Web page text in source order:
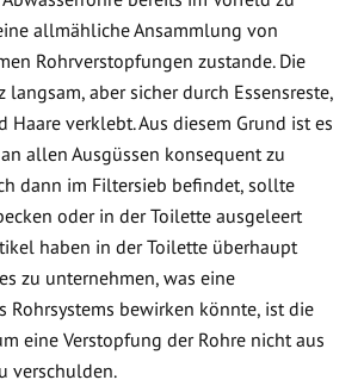
allmähliche Ansammlung von
Rohrverstopfungen zustande. Die
langsam, aber sicher durch Essensreste,
verklebt. Aus diesem Grund ist es
allen Ausgüssen konsequent zu
dann im Filtersieb befindet, sollte
oder in der Toilette ausgeleert
haben in der Toilette überhaupt
zu unternehmen, was eine
Rohrsystems bewirken könnte, ist die
eine Verstopfung der Rohre nicht aus
verschulden.